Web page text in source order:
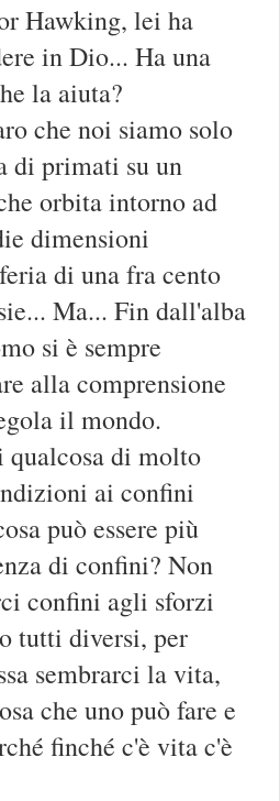
Hawking, lei ha
in Dio... Ha una
la aiuta?
che noi siamo solo
di primati su un
orbita intorno ad
dimensioni
di una fra cento
Ma... Fin dall'alba
si è sempre
alla comprensione
il mondo.
qualcosa di molto
ai confini
può essere più
di confini? Non
confini agli sforzi
tutti diversi, per
sembrarci la vita,
che uno può fare e
finché c'è vita c'è